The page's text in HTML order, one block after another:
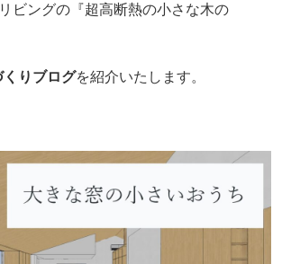
ビングの『超高断熱の小さな木の
くりブログを紹介いたします。